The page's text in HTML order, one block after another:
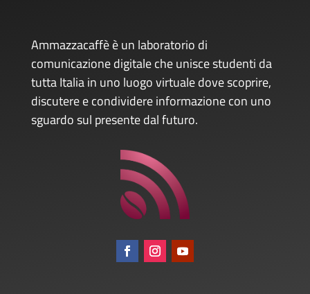
Ammazzacaffè è un laboratorio di
comunicazione digitale che unisce studenti da
tutta Italia in uno luogo virtuale dove scoprire,
discutere e condividere informazione con uno
sguardo sul presente dal futuro.